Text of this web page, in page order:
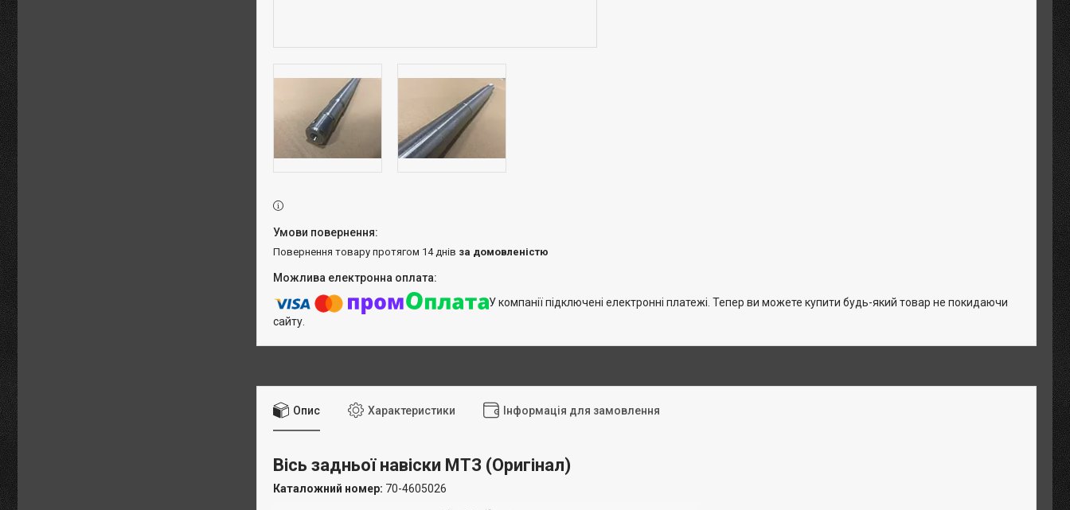
повернення товару протягом 14 днів за домовленістю
У компанії підключені електронні платежі. Тепер ви можете купити будь-який товар не покидаючи
сайту.
Опис Характеристики Інформація для замовлення
Вісь задньої навіски МТЗ (Оригінал)
Каталожний номер: 70-4605026